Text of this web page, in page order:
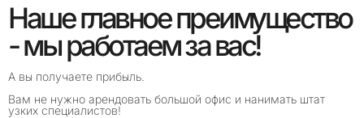
Наше главное преимущество
- мы работаем за вас!
А вы получаете прибыль.
Вам не нужно арендовать большой офис и нанимать штат
узких специалистов!